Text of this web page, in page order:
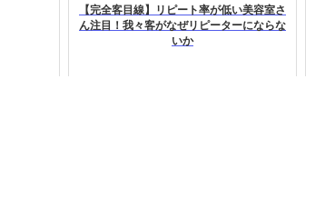
【完全客目線】リピート率が低い美容室さ
ん注目！我々客がなぜリピーターにならな
いか